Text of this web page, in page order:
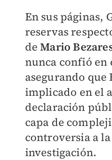
En sus páginas,
reservas
deMario
nunca confió en
asegurando que
implicado en el
declaración
capa de
controversia a
investigación.